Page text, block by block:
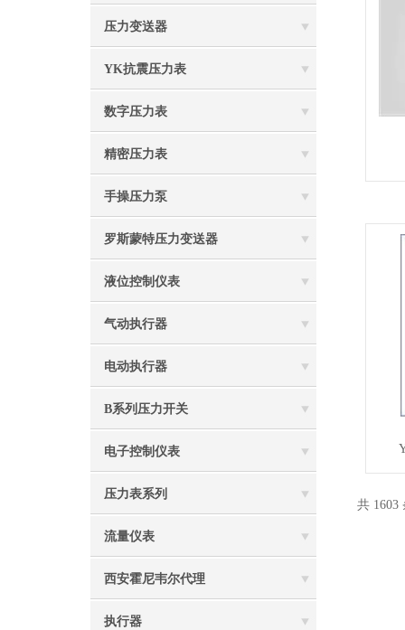
压力变送器
YK抗震压力表
数字压力表
精密压力表
手操压力泵
罗斯蒙特压力变送器
液位控制仪表
气动执行器
电动执行器
B系列压力开关
电子控制仪表
压力表系列
流量仪表
西安霍尼韦尔代理
执行器
共